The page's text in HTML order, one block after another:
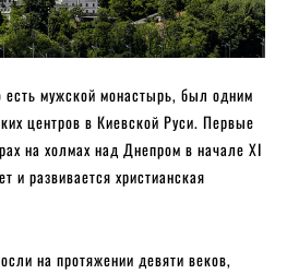
есть мужской монастырь, был одним
центров в Киевской Руси. Первые
на холмах над Днепром в начале XI
и развивается христианская
на протяжении девяти веков,